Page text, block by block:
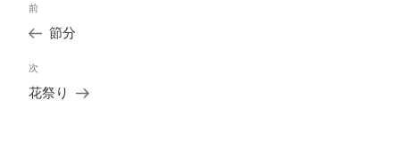
稿
ナ
ゲ
シ
過
去
の
投
稿
前
節分
次
の
投
次
花祭り